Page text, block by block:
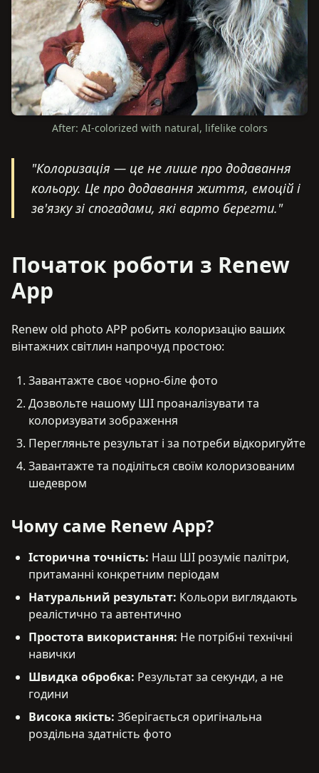
After: AI-colorized with natural, lifelike colors
"Колоризація — це не лише про додавання
кольору. Це про додавання життя, емоцій і
зв'язку зі спогадами, які варто берегти."
Початок роботи з Renew
App
Renew old photo APP робить колоризацію ваших
вінтажних світлин напрочуд простою:
Завантажте своє чорно-біле фото
Дозвольте нашому ШІ проаналізувати та
колоризувати зображення
Перегляньте результат і за потреби відкоригуйте
Завантажте та поділіться своїм колоризованим
шедевром
Чому саме Renew App?
Історична точність: Наш ШІ розуміє палітри,
притаманні конкретним періодам
Натуральний результат: Кольори виглядають
реалістично та автентично
Простота використання: Не потрібні технічні
навички
Швидка обробка: Результат за секунди, а не
години
Висока якість: Зберігається оригінальна
роздільна здатність фото